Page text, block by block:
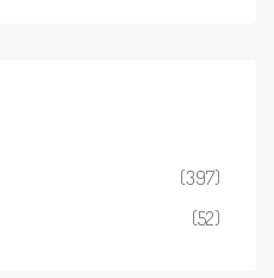
(397)
(52)